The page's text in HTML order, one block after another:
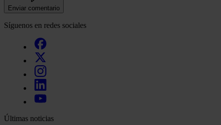
Enviar comentario
Síguenos en redes sociales
Últimas noticias